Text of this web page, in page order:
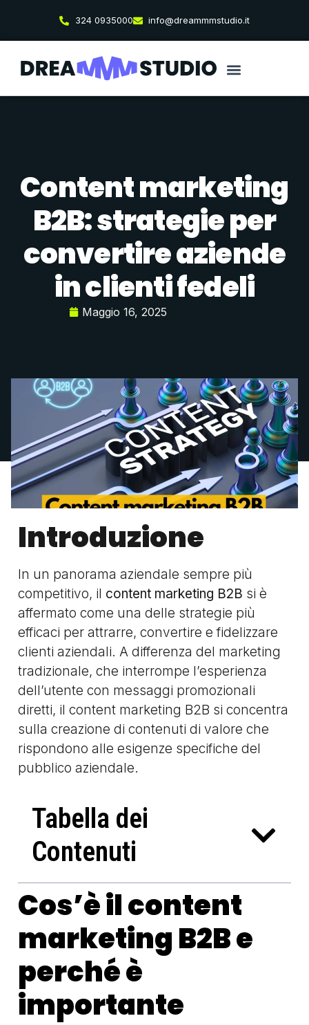
324 0935000 info@dreammmstudio.it
Content marketing
B2B: strategie per
convertire aziende
in clienti fedeli
Maggio 16, 2025
Introduzione
In un panorama aziendale sempre più
competitivo, il content marketing B2B si è
affermato come una delle strategie più
efficaci per attrarre, convertire e fidelizzare
clienti aziendali. A differenza del marketing
tradizionale, che interrompe l’esperienza
dell’utente con messaggi promozionali
diretti, il content marketing B2B si concentra
sulla creazione di contenuti di valore che
rispondono alle esigenze specifiche del
pubblico aziendale.
Tabella dei
Contenuti
Cos’è il content
marketing B2B e
perché è
importante